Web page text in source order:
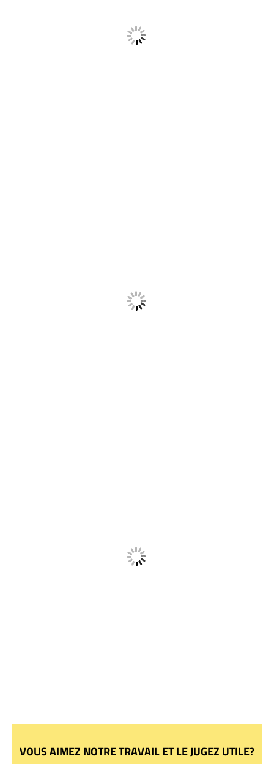
VOUS AIMEZ NOTRE TRAVAIL ET LE JUGEZ UTILE?